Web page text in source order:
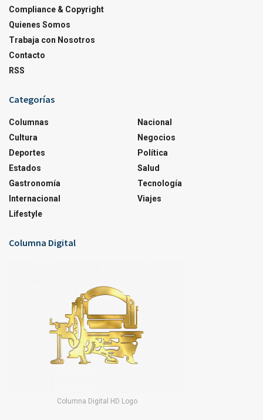
Compliance & Copyright
Quienes Somos
Trabaja con Nosotros
Contacto
RSS
Categorías
Columnas
Cultura
Deportes
Estados
Gastronomía
Internacional
Lifestyle
Nacional
Negocios
Política
Salud
Tecnología
Viajes
Columna Digital
Columna Digital HD Logo